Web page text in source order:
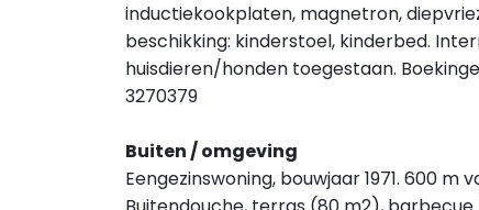
inductiekookplaten, magnetron,
beschikking: kinderstoel, kinderbed.
huisdieren/honden toegestaan.
3270379
Buiten / omgeving
Eengezinswoning, bouwjaar 1971. 600 m